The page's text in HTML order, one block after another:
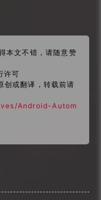
本文不错，请随意赞
许可
创或翻译，转载前请
Android-Autom